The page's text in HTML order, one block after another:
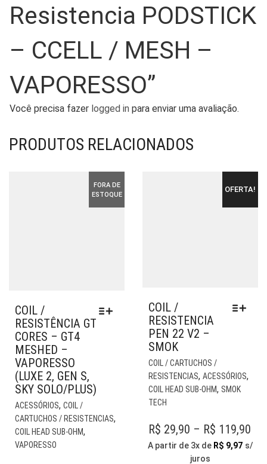
Resistencia PODSTICK
– CCELL / MESH –
VAPORESSO”
Você precisa fazer logged in para enviar uma avaliação.
PRODUTOS RELACIONADOS
FORA DE
ESTOQUE
COIL /
RESISTÊNCIA GT
CORES – GT4
MESHED –
VAPORESSO
(LUXE 2, GEN S,
SKY SOLO/PLUS)
ACESSÓRIOS, COIL /
CARTUCHOS / RESISTENCIAS,
COIL HEAD SUB-OHM,
VAPORESSO
VARIANTES.
OFERTA!
COIL /
RESISTENCIA
PEN 22 V2 –
SMOK
COIL / CARTUCHOS /
RESISTENCIAS, ACESSÓRIOS,
COIL HEAD SUB-OHM, SMOK
TECH
R$ 29,90 – R$ 119,90
A partir de 3x de R$ 9,97 s/
juros